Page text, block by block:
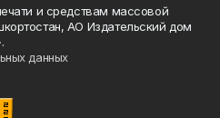
и средствам массовой
АО Издательский дом
данных